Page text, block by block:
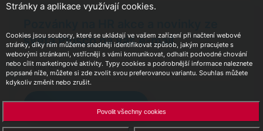
světa Plusco na váš e-mail
Přihlásit se k odběru
Stránky a aplikace využívají cookies.
Cookies jsou soubory, které se ukládají ve vašem zařízení při načtení webové
stránky, díky nim můžeme snadněji identifikovat způsob, jakým pracujete s
webovými stránkami, vstřícněji s vámi komunikovat, odhalit podvodné chování
nebo cílit marketingové aktivity. Typy cookies a podrobnější informace naleznete
popsané níže, můžete si zde zvolit svou preferovanou variantu. Souhlas můžete
kdykoliv změnit nebo zrušit.
Povolit všechny cookies